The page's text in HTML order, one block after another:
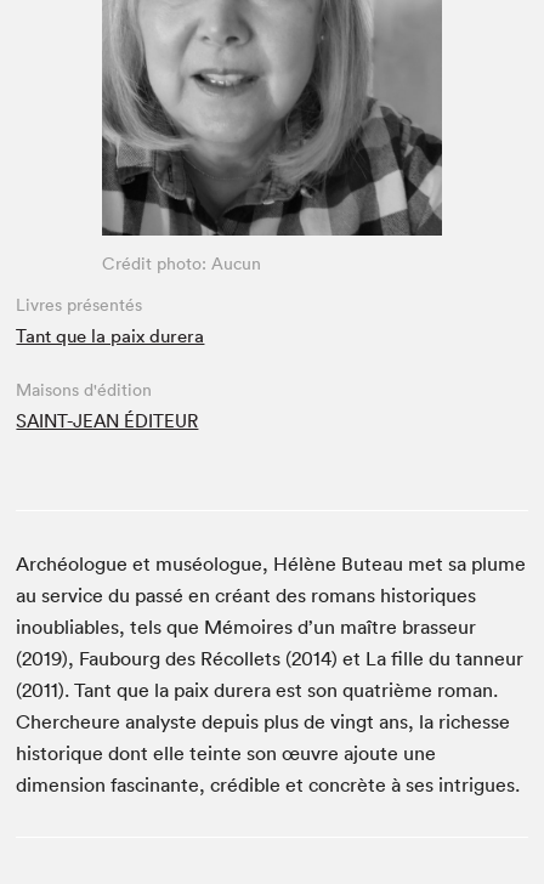
Espace enseignant·e·s
Espace pro
Crédit photo: Aucun
Livres présentés
Tant que la paix durera
Maisons d'édition
SAINT-JEAN ÉDITEUR
Archéologue et muséologue, Hélène Buteau met sa plume
au service du passé en créant des romans historiques
inoubliables, tels que Mémoires d’un maître brasseur
(2019), Faubourg des Récollets (2014) et La fille du tanneur
(2011). Tant que la paix durera est son quatrième roman.
Chercheure analyste depuis plus de vingt ans, la richesse
historique dont elle teinte son œuvre ajoute une
dimension fascinante, crédible et concrète à ses intrigues.